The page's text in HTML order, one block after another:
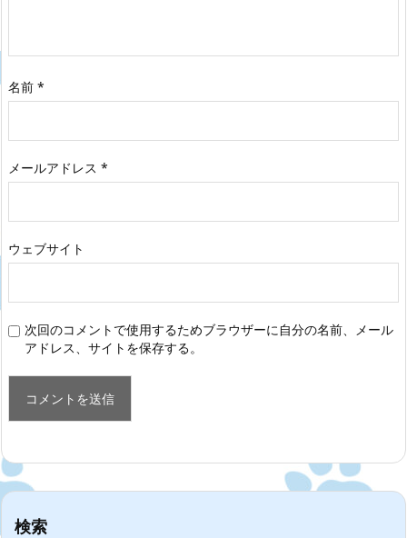
名前 *
メールアドレス *
ウェブサイト
次回のコメントで使用するためブラウザーに自分の名前、メール
アドレス、サイトを保存する。
検索